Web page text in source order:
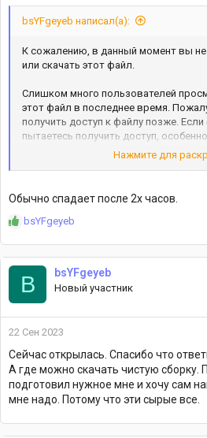
bsYFgeyeb написал(а):
К сожалению, в данный момент вы
или скачать этот файл.
Слишком много пользователей
этот файл в последнее время.
получить доступ к файлу позже.
пытаетесь получить доступ,
общем доступе для многих
загрузка файла может занять до 24
к администратору домена.
Нормально вы тут её обкачали.
Нажмите для
Обычно спадает после 2х часов.
Р
а
к
ц
и
и
:
bsYFgeyeb
B bsYFgeyeb
Новый участник
22 Сен 2023
Сейчас открылась. Спасибо что
А где можно скачать чистую сборку.
подготовил нужное мне и хочу сам
мне надо. Потому что эти сырые все.